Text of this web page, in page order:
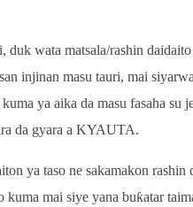
duk wata matsala/rashin
injinan masu tauri, mai
ya aika da masu fasaha su
da gyara a KYAUTA.
ya taso ne sakamakon rashin
kuma mai siye yana buƙatar